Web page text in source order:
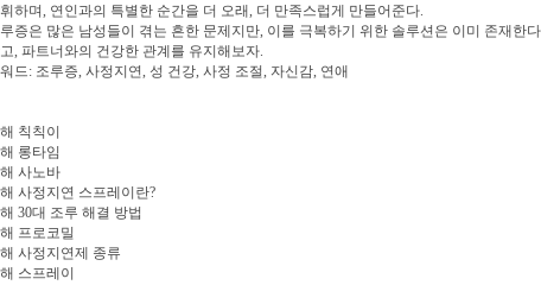
하며, 연인과의 특별한 순간을 더 오래, 더 만족스럽게 만들어준다.
증은 많은 남성들이 겪는 흔한 문제지만, 이를 극복하기 위한 솔루션은 이미 존재한
, 파트너와의 건강한 관계를 유지해보자.
드: 조루증, 사정지연, 성 건강, 사정 조절, 자신감, 연애
칙칙이
롱타임
사노바
사정지연 스프레이란?
30대 조루 해결 방법
프로코밀
사정지연제 종류
스프레이